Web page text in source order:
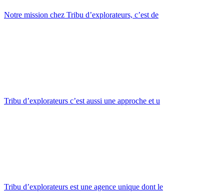
Notre mission chez Tribu d’explorateurs, c’est de
Tribu d’explorateurs c’est aussi une approche et u
Tribu d’explorateurs est une agence unique dont le